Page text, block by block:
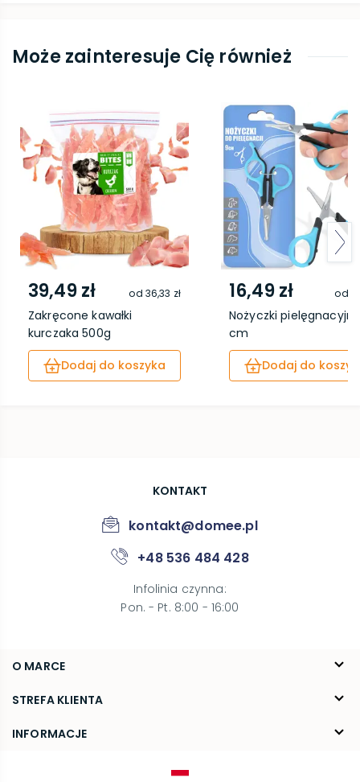
Może zainteresuje Cię również
39,49 zł od 36,33 zł
Zakręcone kawałki
kurczaka 500g
Dodaj do koszyka
16,49 zł od
Nożyczki
cm
Dodaj do
O MARCE
O nas
Blog
STREFA KLIENTA
FAQ
INFORMACJE
KONTAKT
kontakt@domee.pl
+48 536 484 428
Infolinia czynna:
Pon. - Pt. 8:00 - 16:00